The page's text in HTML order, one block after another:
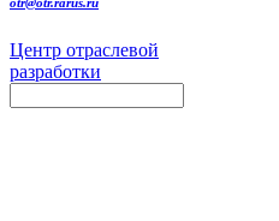
Центр отраслевой
разработки